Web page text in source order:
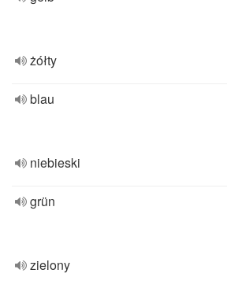
żółty
blau
niebieski
grün
zielony